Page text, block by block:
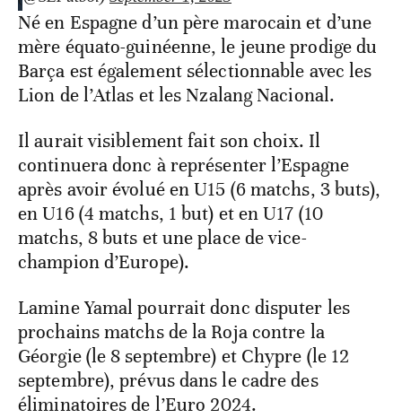
Né en Espagne d’un père marocain et d’une
mère équato-guinéenne, le jeune prodige du
Barça est également sélectionnable avec les
Lion de l’Atlas et les Nzalang Nacional.
Il aurait visiblement fait son choix. Il
continuera donc à représenter l’Espagne
après avoir évolué en U15 (6 matchs, 3 buts),
en U16 (4 matchs, 1 but) et en U17 (10
matchs, 8 buts et une place de vice-
champion d’Europe).
Lamine Yamal pourrait donc disputer les
prochains matchs de la Roja contre la
Géorgie (le 8 septembre) et Chypre (le 12
septembre), prévus dans le cadre des
éliminatoires de l’Euro 2024.